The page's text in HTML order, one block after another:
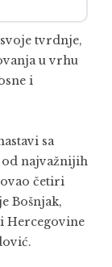
tvrdnje,
u vrhu
i
sa
od najvažnijih
četiri
Bošnjak,
Hercegovine